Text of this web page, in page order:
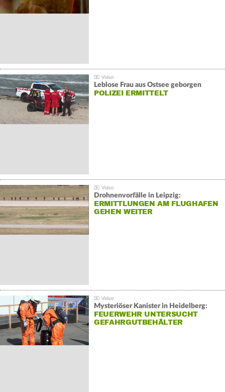
Leblose Frau aus Ostsee geborgen
POLIZEI ERMITTELT
Drohnenvorfälle in Leipzig:
ERMITTLUNGEN AM FLUGHAFEN
GEHEN WEITER
Mysteriöser Kanister in Heidelberg:
FEUERWEHR UNTERSUCHT
GEFAHRGUTBEHÄLTER